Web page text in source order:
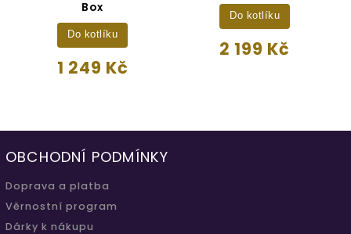
Box
1 249 Kč
Do kotlíku
2 199 Kč
Do kotlíku
OBCHODNÍ PODMÍNKY
Doprava a platba
Věrnostní program
Dárky k nákupu